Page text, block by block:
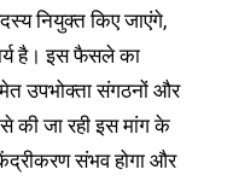
नियुक्त किए जाएंगे,
है। इस फैसले का
उपभोक्ता संगठनों और
की जा रही इस मांग के
संभव होगा और